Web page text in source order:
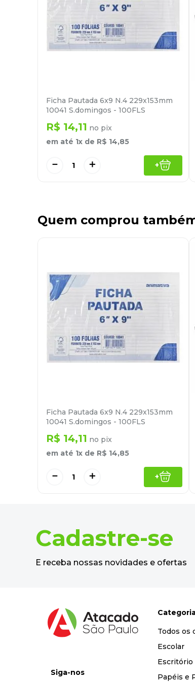
Ficha Pautada 6x9 N.4 229x153mm
10041 S.domingos - 100FLS
R$ 14,11 no pix
em até 1x de R$ 14,85
＋
－ +
Quem comprou
Ficha Pautada 6x9 N.4 229x153mm
10041 S.domingos - 100FLS
R$ 14,11 no pix
em até 1x de R$ 14,85
＋
－ +
Cadastre-se
E receba nossas novidades e ofertas
Siga-nos
Todos os
Escolar
Escritório
Papéis e